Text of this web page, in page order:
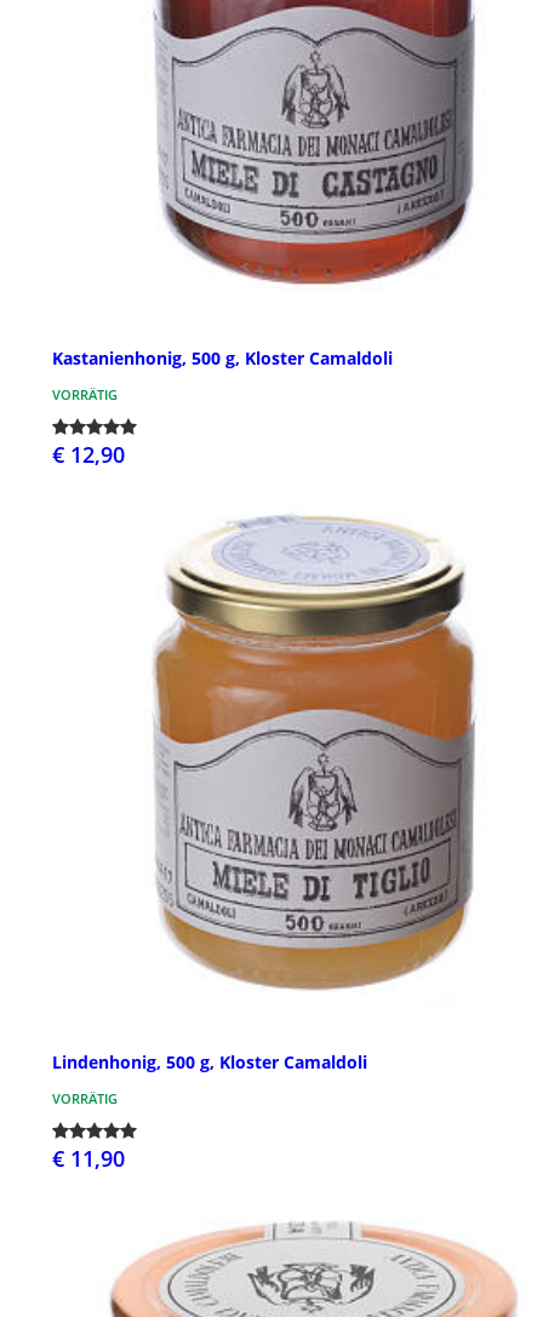
Kastanienhonig, 500 g, Kloster Camaldoli
VORRÄTIG
€ 12,90
Lindenhonig, 500 g, Kloster Camaldoli
VORRÄTIG
€ 11,90